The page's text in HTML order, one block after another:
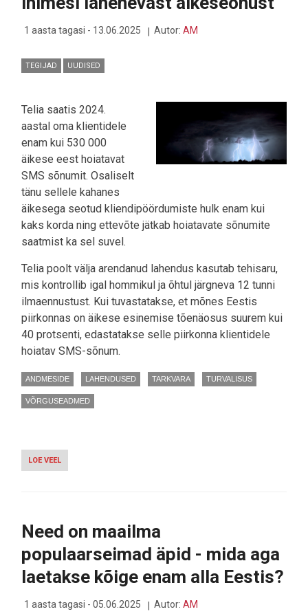
KASUTAMINE
OHTLIK
1 aasta tagasi - 13.06.2025 Autor: AM
TEGIJAD UUDISED
Telia saatis 2024.
aastal oma klientidele
enam kui 530 000
äikese eest hoiatavat
SMS sõnumit. Osaliselt
tänu sellele kahanes
äikesega seotud kliendipöördumiste hulk enam kui
kaks korda ning ettevõte jätkab hoiatavate sõnumite
saatmist ka sel suvel.
Telia poolt välja arendanud lahendus kasutab tehisaru,
mis kontrollib igal hommikul ja õhtul järgneva 12 tunni
ilmaennustust. Kui tuvastatakse, et mõnes Eestis
piirkonnas on äikese esinemise tõenäosus suurem kui
40 protsenti, edastatakse selle piirkonna klientidele
hoiatav SMS-sõnum.
ANDMESIDE LAHENDUSED TARKVARA TURVALISUS
VÕRGUSEADMED
LOE VEEL
TEHISARU
LÄHENEVAST
Need on maailma
populaarseimad äpid - mida aga
laetakse kõige enam alla Eestis?
1 aasta tagasi - 05.06.2025 Autor: AM